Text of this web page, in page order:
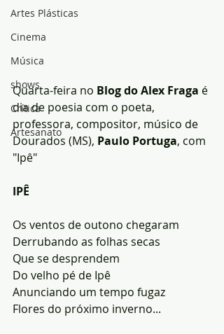
Artes Plásticas
Cinema
Música
shows
Crítica
Artesanato
Quarta-feira no Blog do Alex Fraga é
dia de poesia com o poeta,
professora, compositor, músico de
Dourados (MS), Paulo Portuga, com
"Ipê"
IPÊ
Os ventos de outono chegaram
Derrubando as folhas secas
Que se desprendem
Do velho pé de Ipê
Anunciando um tempo fugaz
Flores do próximo inverno...